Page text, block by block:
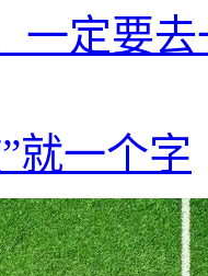
一定要
就一个字